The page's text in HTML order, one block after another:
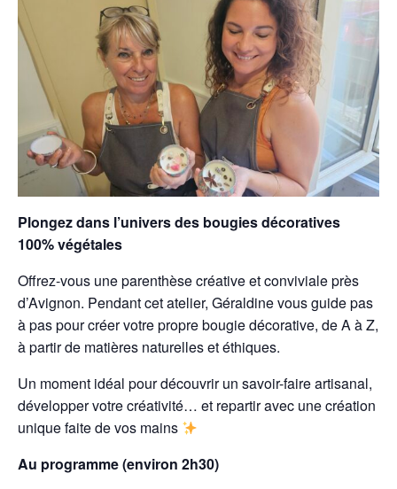
Plongez dans l’univers des bougies décoratives
100% végétales
Offrez-vous une parenthèse créative et conviviale près
d’Avignon. Pendant cet atelier, Géraldine vous guide pas
à pas pour créer votre propre bougie décorative, de A à Z,
à partir de matières naturelles et éthiques.
Un moment idéal pour découvrir un savoir-faire artisanal,
développer votre créativité… et repartir avec une création
unique faite de vos mains
Au programme (environ 2h30)